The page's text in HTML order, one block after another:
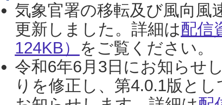
気象官署の移転及び風向風
更新しました。詳細は配信
124KB） をご覧ください。
令和6年6月3日にお知らせ
りを修正し、第4.0.1版と